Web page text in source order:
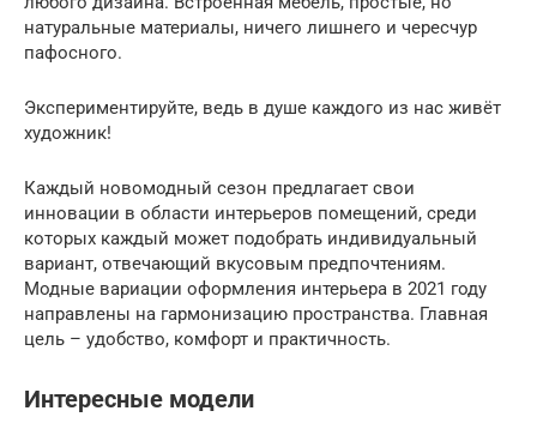
натуральные материалы, ничего лишнего и чересчур
пафосного.
Экспериментируйте, ведь в душе каждого из нас живёт
художник!
Каждый новомодный сезон предлагает свои
инновации в области интерьеров помещений, среди
которых каждый может подобрать индивидуальный
вариант, отвечающий вкусовым предпочтениям.
Модные вариации оформления интерьера в 2021 году
направлены на гармонизацию пространства. Главная
цель – удобство, комфорт и практичность.
Интересные модели